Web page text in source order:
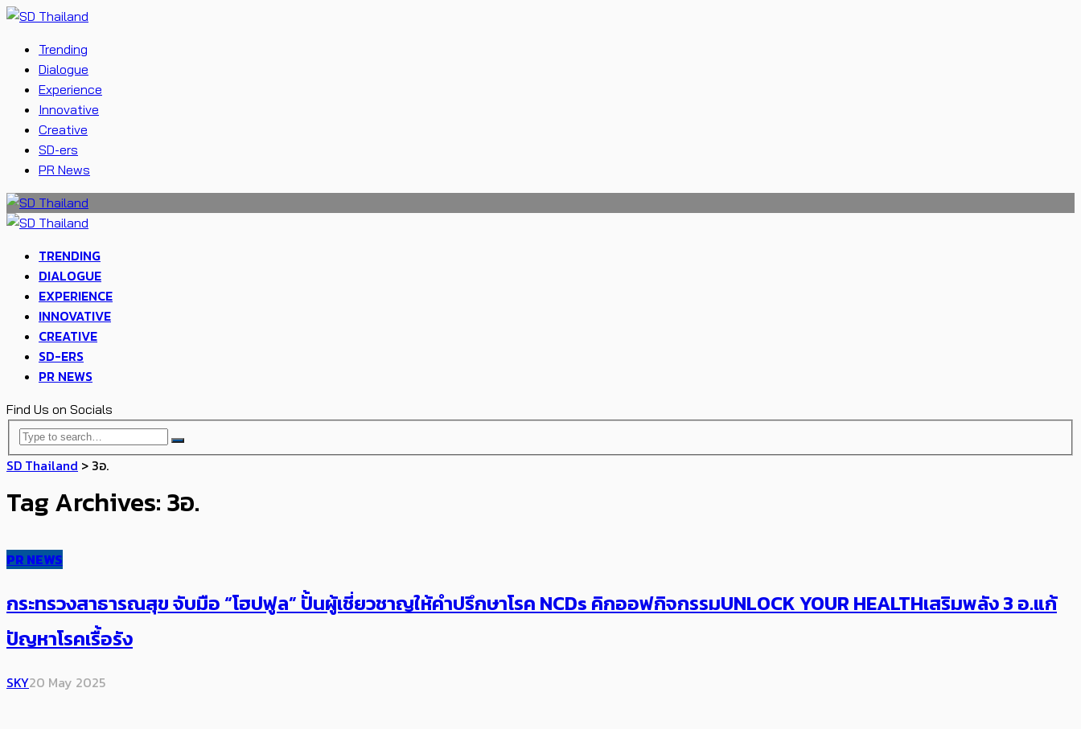
Trending
Dialogue
Experience
Innovative
Creative
SD-ers
PR News
TRENDING
DIALOGUE
EXPERIENCE
INNOVATIVE
CREATIVE
SD-ERS
PR NEWS
Find Us on Socials
SD Thailand > 3อ.
Tag Archives: 3อ.
PR NEWS
กระทรวงสาธารณสุข จับมือ “โฮปฟูล” ปั้นผู้เชี่ยวชาญให้คำปรึกษาโรค NCDs คิกออฟกิจกรรมUNLOCK YOUR HEALTHเสริมพลัง 3 อ.แก้
ปัญหาโรคเรื้อรัง
SKY20 May 2025